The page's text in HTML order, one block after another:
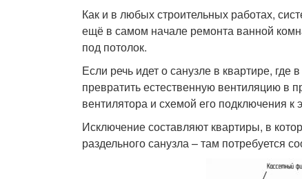
Как и в любых строительных работах,
ещё в самом начале ремонта ванной
под потолок.
Если речь идет о санузле в квартире,
превратить естественную вентиляцию в
вентилятора и схемой его подключения к
Исключение составляют квартиры, в
раздельного санузла – там потребуется